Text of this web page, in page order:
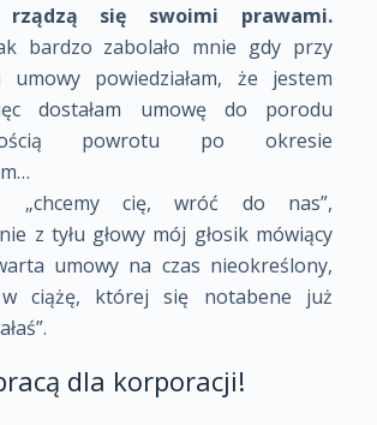
rządzą się swoimi prawami.
bardzo zabolało mnie gdy przy
umowy powiedziałam, że jestem
dostałam umowę do porodu
powrotu po okresie
„chcemy cię, wróć do nas”,
z tyłu głowy mój głosik mówiący
umowy na czas nieokreślony,
w ciążę, której się notabene już
dla korporacji!